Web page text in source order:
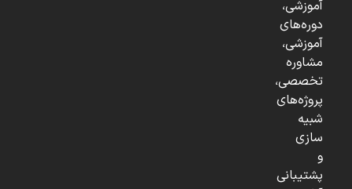
آموزشی،
دوره‌های
آموزشی،
مشاوره
تخصصی،
پروژه‌های
شبیه
سازی
و
پشتیبانی